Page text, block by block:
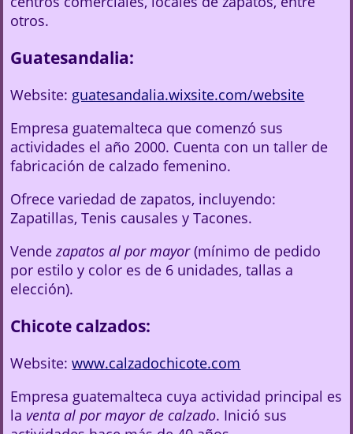
otros.
Guatesandalia:
Website: guatesandalia.wixsite.com/website
Empresa guatemalteca que comenzó sus
actividades el año 2000. Cuenta con un taller de
fabricación de calzado femenino.
Ofrece variedad de zapatos, incluyendo:
Zapatillas, Tenis causales y Tacones.
Vendezapatos al por mayor(mínimo de pedido
por estilo y color es de 6 unidades, tallas a
elección).
Chicote calzados:
Website:www.calzadochicote.com
Empresa guatemalteca cuya actividad principal es
la venta al por mayor de calzado. Inició sus